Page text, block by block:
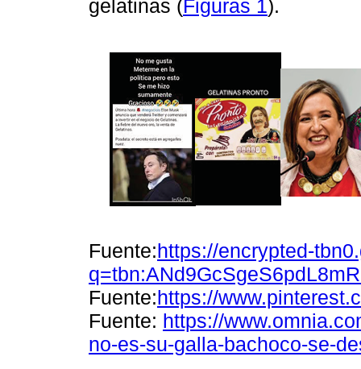
gelatinas (Figuras 1).
Fuente:https://encrypted-
Fuente:https://
Fuente: https://
no-es-su-galla-bachoco-se-